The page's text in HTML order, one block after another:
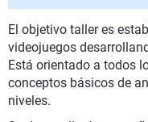
El objetivo taller es
videojuegos
Está orientado a todos
conceptos básicos de
niveles.